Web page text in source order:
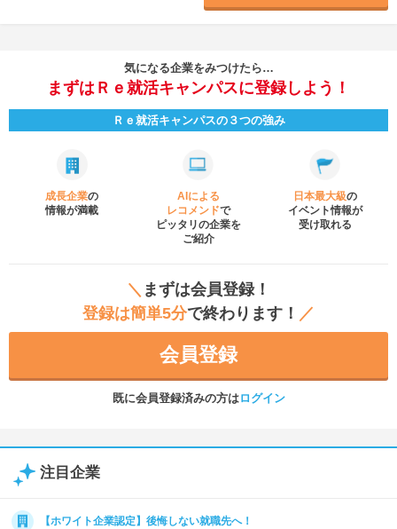
気になる企業をみつけたら…
まずはＲｅ就活キャンパスに登録しよう！
Ｒｅ就活キャンパスの３つの強み
成長企業の
情報が満載
AIによる
レコメンドで
ピッタリの企業を
ご紹介
日本最大級の
イベント情報が
受け取れる
＼ まずは会員登録！
登録は簡単5分で終わります！ ／
会員登録
既に会員登録済みの方はログイン
注目企業
【ホワイト企業認定】後悔しない就職先へ！